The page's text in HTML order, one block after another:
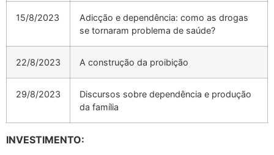
15/8/2023
Adicção e dependência: como as drogas
se tornaram problema de saúde?
22/8/2023 A construção da proibição
29/8/2023
Discursos sobre dependência e produção
da família
INVESTIMENTO: